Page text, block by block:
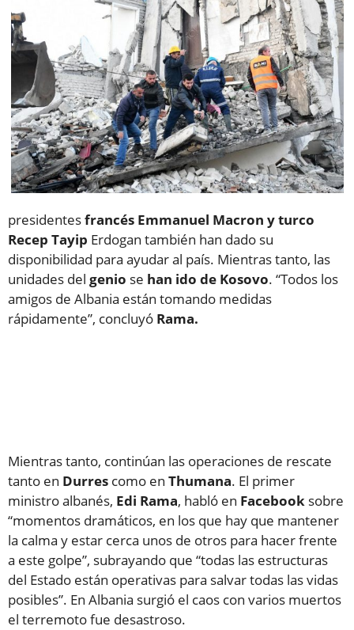
presidentesfrancés Emmanuel Macron y turco
Recep Tayip Erdogan también han dado su
disponibilidad para ayudar al país. Mientras tanto, las
unidades del genio se han ido de Kosovo. “Todos los
amigos de Albania están tomando medidas
rápidamente”, concluyó Rama.
Mientras tanto, continúan las operaciones de rescate
tanto en Durres como en Thumana. El primer
ministro albanés, Edi Rama, habló en Facebook sobre
“momentos dramáticos, en los que hay que mantener
la calma y estar cerca unos de otros para hacer frente
a este golpe”, subrayando que “todas las estructuras
del Estado están operativas para salvar todas las vidas
posibles”. En Albania surgió el caos con varios muertos
el terremoto fue desastroso.